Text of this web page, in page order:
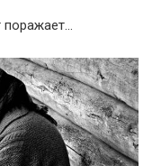
поражает…